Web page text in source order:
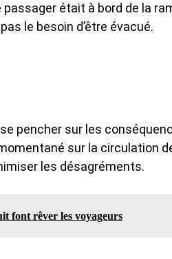
était à bord de la
le besoin d’être évacué.
pencher sur les
sur la circulation
les désagréments.
font rêver les voyageurs